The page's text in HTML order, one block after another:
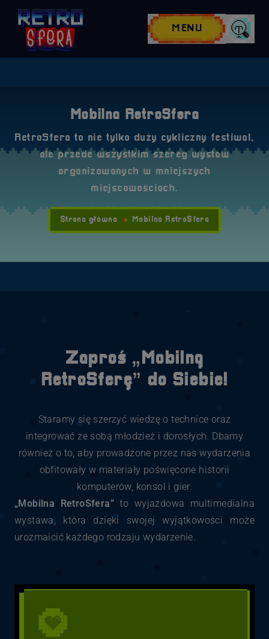
Przejdź do nawigacji
Przejdź do treści
Przejdź do stopki
MENU
Mobilna RetroSfera
RetroSfera to nie tylko duży cykliczny festiwal,
ale przede wszystkim szereg wystaw
organizowanych w mniejszych
miejscowościach.
Strona główna Mobilna RetroSfera
Zaproś „Mobilną
RetroSferę” do Siebie!
Staramy się szerzyć wiedzę o technice oraz
integrować ze sobą młodzież i dorosłych. Dbamy
również o to, aby prowadzone przez nas wydarzenia
obfitowały w materiały poświęcone historii
komputerów, konsol i gier.
„Mobilna RetroSfera” to wyjazdowa multimedialna
wystawa, która dzięki swojej wyjątkowości może
urozmaicić każdego rodzaju wydarzenie.